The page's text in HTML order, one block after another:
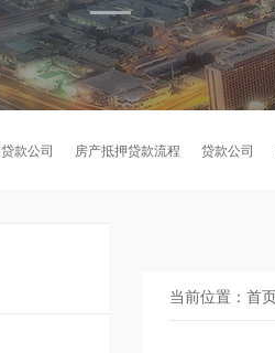
款公司 房产抵押贷款流程 贷款公司
当前位置： 首页